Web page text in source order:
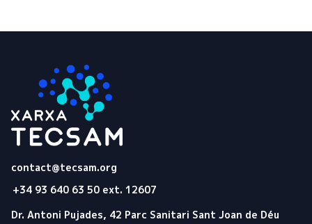
contact@tecsam.org
+34 93 640 63 50 ext. 12607
Dr. Antoni Pujades, 42 Parc Sanitari Sant Joan de Déu